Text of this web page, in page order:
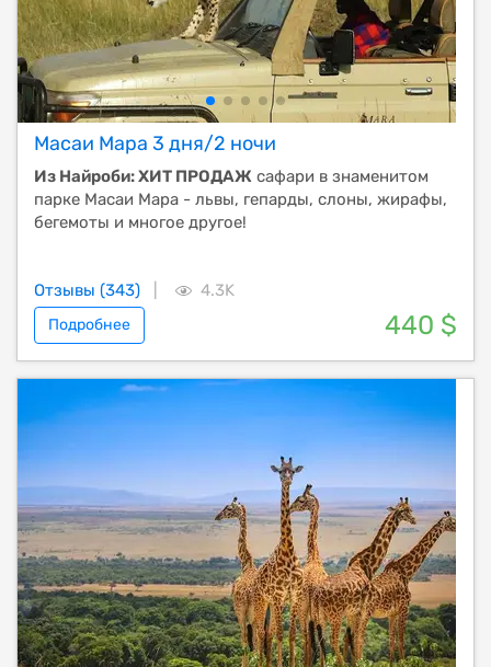
Масаи Мара 3 дня/2 ночи
Из Найроби: ХИТ ПРОДАЖ сафари в знаменитом
парке Масаи Мара - львы, гепарды, слоны, жирафы,
бегемоты и многое другое!
Отзывы (343) 4.3K
Подробнее 440 $